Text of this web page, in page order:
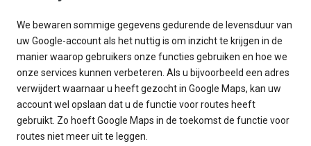
We bewaren sommige gegevens gedurende de levensduur van
uw Google-account als het nuttig is om inzicht te krijgen in de
manier waarop gebruikers onze functies gebruiken en hoe we
onze services kunnen verbeteren. Als u bijvoorbeeld een adres
verwijdert waarnaar u heeft gezocht in Google Maps, kan uw
account wel opslaan dat u de functie voor routes heeft
gebruikt. Zo hoeft Google Maps in de toekomst de functie voor
routes niet meer uit te leggen.